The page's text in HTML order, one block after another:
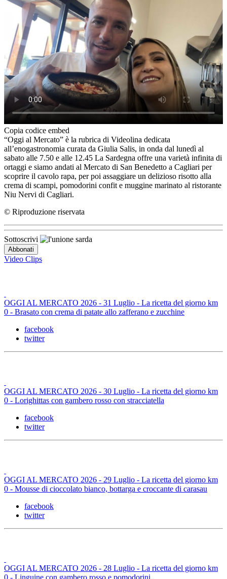
Copia codice embed
“Oggi al Mercato” è la rubrica di Videolina dedicata
all’enogastronomia curata da Giulia Salis, in onda dal lunedì al
sabato alle 7.50 e alle 12.45 La Sardegna offre una varietà infinita di
ortaggi e siamo andati al Mercato di San Benedetto a Cagliari per
scoprire il cavolo rapa, per poi assaggiare un delizioso risotto alla
crema di scampi, pomodorini confit e muggine marinato al ristorante
Niu Nervi di Cagliari.
© Riproduzione riservata
Sottoscrivi
Video Clips
OGGI AL MERCATO 2026 - 31 Luglio - La ricetta del giorno km
0 - Brasato con crema di patate allo zafferano e zucchine
facebook
twitter
OGGI AL MERCATO 2026 - 30 Luglio - La ricetta del giorno km
0 - Lorighittas con gambero rosso con stracciatella
facebook
twitter
OGGI AL MERCATO 2026 - 29 Luglio - La ricetta del giorno km
0 - Mousse di cioccolato bianco, bottarga e croccante di carasau
facebook
twitter
OGGI AL MERCATO 2026 - 28 Luglio - La ricetta del giorno km